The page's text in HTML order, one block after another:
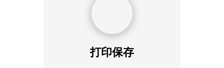
打印保存